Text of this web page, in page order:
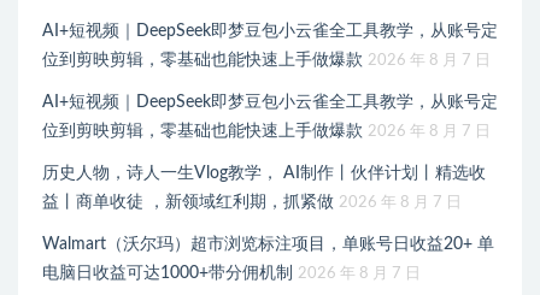
AI+短视频｜DeepSeek即梦豆包小云雀全工具教学，从账号定
位到剪映剪辑，零基础也能快速上手做爆款 2026 年 8 月 7 日
AI+短视频｜DeepSeek即梦豆包小云雀全工具教学，从账号定
位到剪映剪辑，零基础也能快速上手做爆款 2026 年 8 月 7 日
历史人物，诗人一生Vlog教学， AI制作丨伙伴计划丨精选收
益丨商单收徒 ，新领域红利期，抓紧做 2026 年 8 月 7 日
Walmart（沃尔玛）超市浏览标注项目，单账号日收益20+ 单
电脑日收益可达1000+带分佣机制
2026 年 8 月 7 日